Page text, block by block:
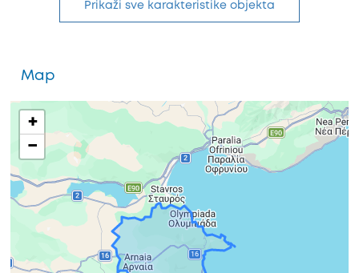
Prikaži sve karakteristike objekta
Map
+
−